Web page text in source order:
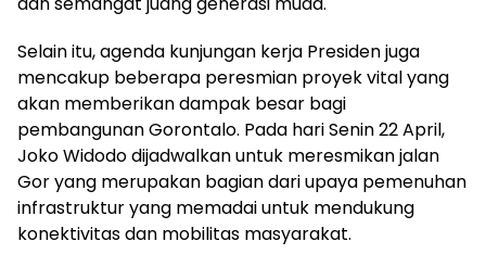
Selain itu, agenda kunjungan kerja Presiden juga
mencakup beberapa peresmian proyek vital yang
akan memberikan dampak besar bagi
pembangunan Gorontalo. Pada hari Senin 22 April,
Joko Widodo dijadwalkan untuk meresmikan jalan
Gor yang merupakan bagian dari upaya pemenuhan
infrastruktur yang memadai untuk mendukung
konektivitas dan mobilitas masyarakat.